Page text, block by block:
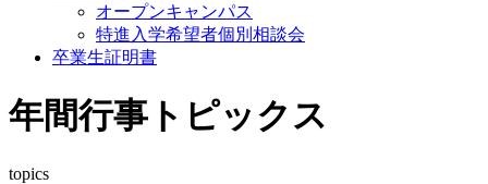
オープンキャンパス
特進入学希望者個別相談会
卒業生証明書
年間行事トピックス
topics